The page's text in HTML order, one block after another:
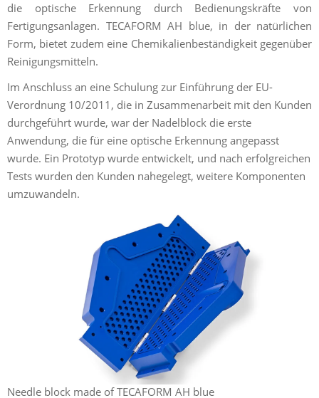
die optische Erkennung durch Bedienungskräfte von
Fertigungsanlagen. TECAFORM AH blue, in der natürlichen
Form, bietet zudem eine Chemikalienbeständigkeit gegenüber
Reinigungsmitteln.
Im Anschluss an eine Schulung zur Einführung der EU-
Verordnung 10/2011, die in Zusammenarbeit mit den Kunden
durchgeführt wurde, war der Nadelblock die erste
Anwendung, die für eine optische Erkennung angepasst
wurde. Ein Prototyp wurde entwickelt, und nach erfolgreichen
Tests wurden den Kunden nahegelegt, weitere Komponenten
umzuwandeln.
Needle block made of TECAFORM AH blue